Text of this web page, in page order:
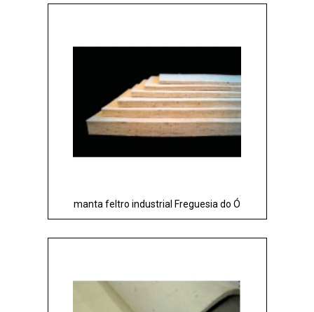
manta feltro industrial Freguesia do Ó